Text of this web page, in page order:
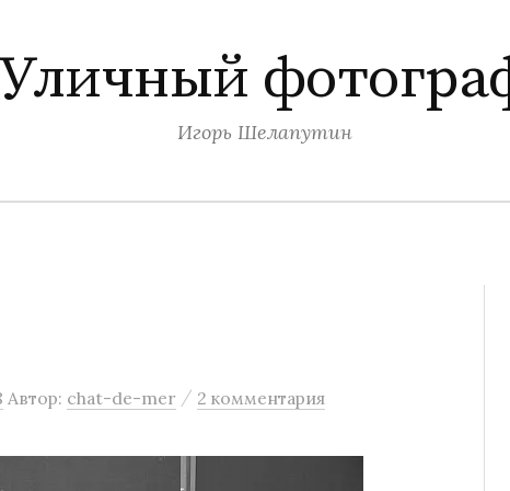
Уличный
Игорь Шелапутин
Автор: chat-de-mer / 2 комментария